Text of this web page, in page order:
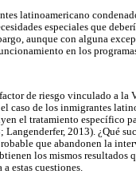
latinoamericano
especiales que
aunque con alguna
en los
de riesgo vinculado a
caso de los inmigrantes
el tratamiento específico
2013). ¿Qué
que abandonen la
los mismos resultados
estas cuestiones.